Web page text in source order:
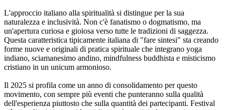
L'approccio italiano alla spiritualità si distingue per la sua
naturalezza e inclusività. Non c'è fanatismo o dogmatismo, ma
un'apertura curiosa e gioiosa verso tutte le tradizioni di saggezza.
Questa caratteristica tipicamente italiana di "fare sintesi" sta creando
forme nuove e originali di pratica spirituale che integrano yoga
indiano, sciamanesimo andino, mindfulness buddhista e misticismo
cristiano in un unicum armonioso.
Il 2025 si profila come un anno di consolidamento per questo
movimento, con sempre più eventi che punteranno sulla qualità
dell'esperienza piuttosto che sulla quantità dei partecipanti. Festival